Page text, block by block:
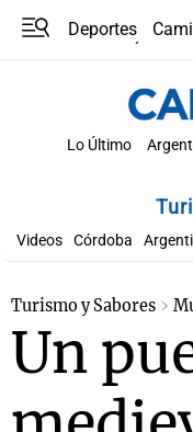
Deportes
Lo Último
Videos Córdoba
Turismo y Sabores
Un